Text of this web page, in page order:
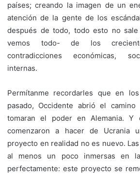
países; creando la imagen de un
atención de la gente de los
después de todo, todo esto no
vemos todo- de los
contradicciones económicas,
internas.
Permítanme recordarles que en
pasado, Occidente abrió el
tomaran el poder en Alemania. Y
comenzaron a hacer de Ucrania
proyecto en realidad no es nuevo.
al menos un poco inmersas en
perfectamente: este proyecto se